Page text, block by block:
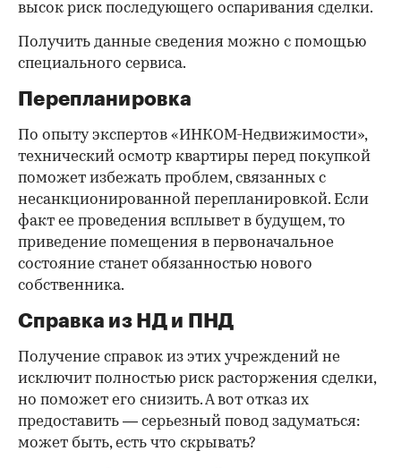
высок риск последующего оспаривания сделки.
Получить данные сведения можно с помощью
специального сервиса.
Перепланировка
По опыту экспертов «ИНКОМ-Недвижимости»,
технический осмотр квартиры перед покупкой
поможет избежать проблем, связанных с
несанкционированной перепланировкой. Если
факт ее проведения всплывет в будущем, то
приведение помещения в первоначальное
состояние станет обязанностью нового
собственника.
Справка из НД и ПНД
Получение справок из этих учреждений не
исключит полностью риск расторжения сделки,
но поможет его снизить. А вот отказ их
предоставить — серьезный повод задуматься:
может быть, есть что скрывать?